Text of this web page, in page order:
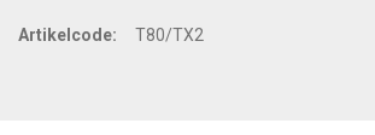
Artikelcode: T80/TX2